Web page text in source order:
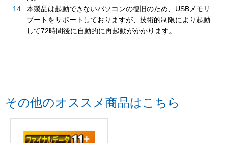
本製品は起動できないパソコンの復旧のため、USBメモリ
ブートをサポートしておりますが、技術的制限により起動
して72時間後に自動的に再起動がかかります。
その他のオススメ商品はこちら